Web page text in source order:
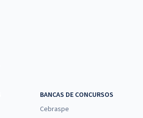
BANCAS DE CONCURSOS
Cebraspe